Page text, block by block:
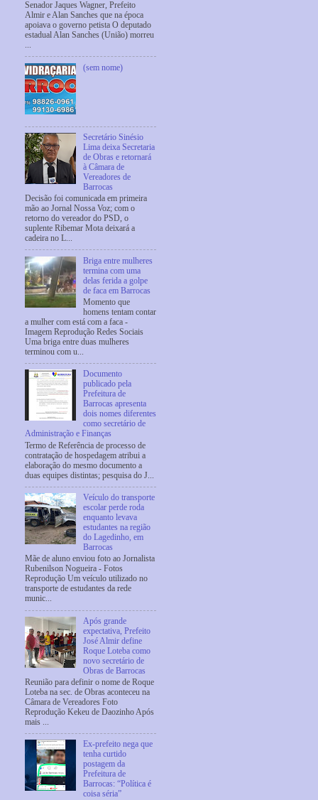
Senador Jaques Wagner, Prefeito
Almir e Alan Sanches que na época
apoiava o governo petista O deputado
estadual Alan Sanches (União) morreu
...
(sem nome)
Secretário Sinésio
Lima deixa Secretaria
de Obras e retornará
à Câmara de
Vereadores de
Barrocas
Decisão foi comunicada em primeira
mão ao Jornal Nossa Voz; com o
retorno do vereador do PSD, o
suplente Ribemar Mota deixará a
cadeira no L...
Briga entre mulheres
termina com uma
delas ferida a golpe
de faca em Barrocas
Momento que
homens tentam contar
a mulher com está com a faca -
Imagem Reprodução Redes Sociais
Uma briga entre duas mulheres
terminou com u...
Documento
publicado pela
Prefeitura de
Barrocas apresenta
dois nomes diferentes
como secretário de
Administração e Finanças
Termo de Referência de processo de
contratação de hospedagem atribui a
elaboração do mesmo documento a
duas equipes distintas; pesquisa do J...
Veículo do transporte
escolar perde roda
enquanto levava
estudantes na região
do Lagedinho, em
Barrocas
Mãe de aluno enviou foto ao Jornalista
Rubenilson Nogueira - Fotos
Reprodução Um veículo utilizado no
transporte de estudantes da rede
munic...
Após grande
expectativa, Prefeito
José Almir define
Roque Loteba como
novo secretário de
Obras de Barrocas
Reunião para definir o nome de Roque
Loteba na sec. de Obras aconteceu na
Câmara de Vereadores Foto
Reprodução Kekeu de Daozinho Após
mais ...
Ex-prefeito nega que
tenha curtido
postagem da
Prefeitura de
Barrocas: “Política é
coisa séria”